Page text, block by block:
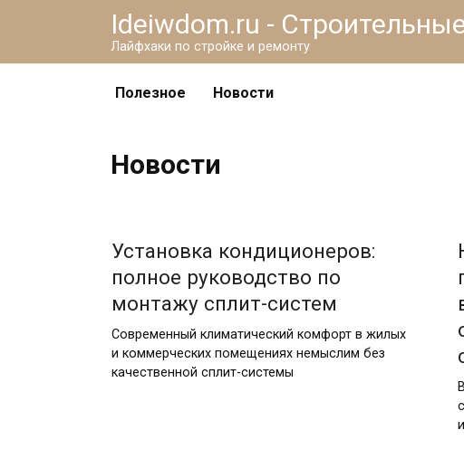
Ideiwdom.ru -
Лайфхаки по стройке и ремонту
Полезное Новости
Новости
Установка кондиционеров:
полное руководство по
монтажу сплит-систем
Современный климатический комфорт в жилых
и коммерческих помещениях немыслим без
качественной сплит-системы